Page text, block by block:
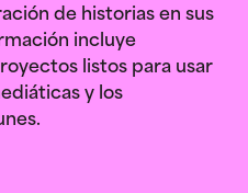
de historias en sus
incluye
listos para usar
y los